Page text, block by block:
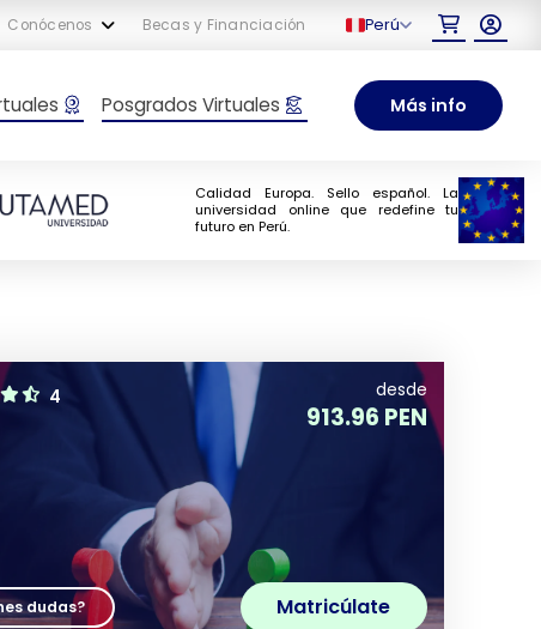
Conócenos Becas y Financiación Perú
Posgrados Virtuales Más info
Calidad Europa. Sello español. La
universidad online que redefine tu
futuro en Perú.
4 desde
913.96 PEN
dudas? Matricúlate